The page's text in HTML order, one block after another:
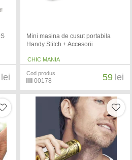
lei
Mini masina de cusut portabila
Handy Stitch + Accesorii
CHIC MANIA
Cod produs
00178 59 lei